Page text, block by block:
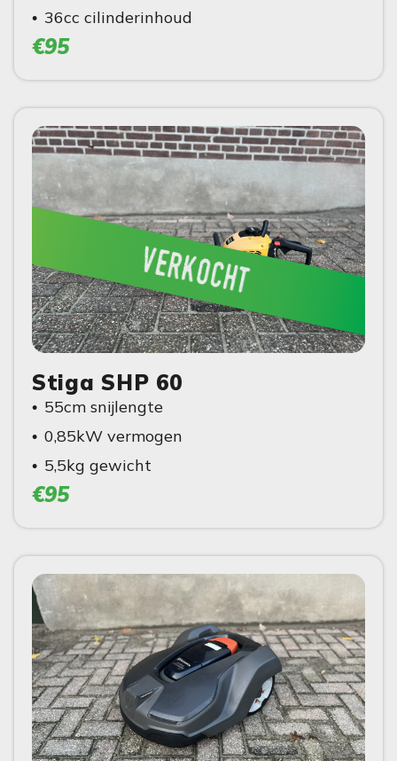
36cc cilinderinhoud
€95
verkocht
Stiga SHP 60
55cm snijlengte
0,85kW vermogen
5,5kg gewicht
€95